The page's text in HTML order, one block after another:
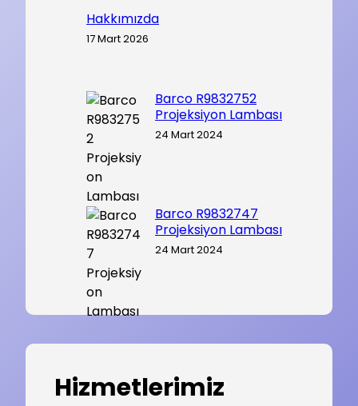
Hakkımızda
17 Mart 2026
Barco R9832752
Projeksiyon Lambası
24 Mart 2024
Barco R9832747
Projeksiyon Lambası
24 Mart 2024
Hizmetlerimiz